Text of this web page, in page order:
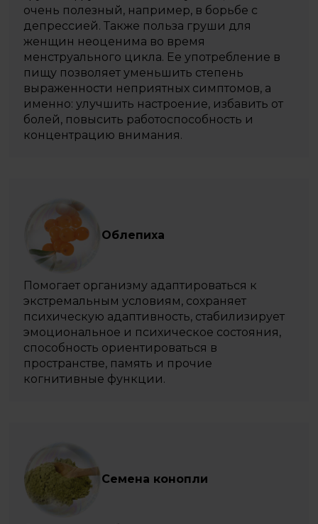
очень полезный, например, в борьбе с
депрессией. Также польза груши для
женщин неоценима во время
менструального цикла. Ее употребление в
пищу позволяет уменьшить степень
выраженности неприятных симптомов, а
именно: улучшить настроение, избавить от
болей, повысить работоспособность и
концентрацию внимания.
Облепиха
Помогает организму адаптироваться к
экстремальным условиям, сохраняет
психическую адаптивность, стабилизирует
эмоциональное и психическое состояния,
способность ориентироваться в
пространстве, память и прочие
когнитивные функции.
Семена конопли